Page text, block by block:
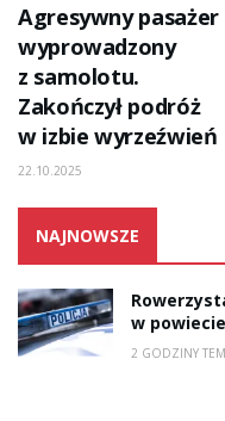
Agresywny pasażer
wyprowadzony
z samolotu.
Zakończył podróż
w izbie wyrzeźwień
22.10.2025
NAJNOWSZE
w
2 GODZINY